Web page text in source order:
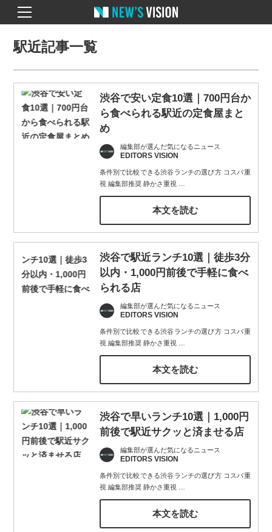
駅近記事一覧
渋谷で安い定食10選｜700円台か
ら食べられる駅近の定食屋まと
め
編集部が選んだ気になるニュース
EDITORS VISION
条件別で比較できる渋谷ランチの選び方 コスパ重
視 編集部推奨 静かさ重視
本文を読む
渋谷で駅近ランチ10選｜徒歩3分
以内・1,000円前後で手軽に食べ
られる店
編集部が選んだ気になるニュース
EDITORS VISION
条件別で比較できる渋谷ランチの選び方 コスパ重
視 編集部推奨 静かさ重視
本文を読む
渋谷で早いランチ10選｜1,000円
前後で駅近サクッと済ませる店
編集部が選んだ気になるニュース
EDITORS VISION
条件別で比較できる渋谷ランチの選び方 コスパ重
視 編集部推奨 静かさ重視
本文を読む